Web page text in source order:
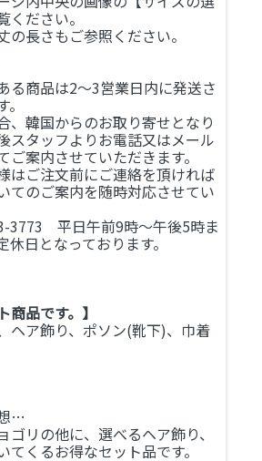
ください。
長さもご参照ください。
る商品は2～3営業日内に発送さ
、韓国からのお取り寄せとなり
スタッフよりお電話又はメール
ご案内させていただきます。
はご注文前にご連絡を頂ければ
てのご案内を随時対応させてい
3773 平日午前9時～午後5時ま
日となっております。
商品です。】
ヘア飾り、ポソン(靴下)、巾着
…
ゴリの他に、選べるヘア飾り、
てくるお得なセット品です。